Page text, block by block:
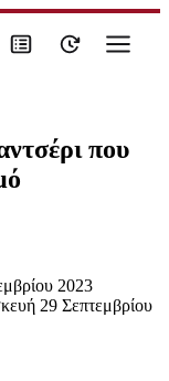
που
2023
29 Σεπτεμβρίου